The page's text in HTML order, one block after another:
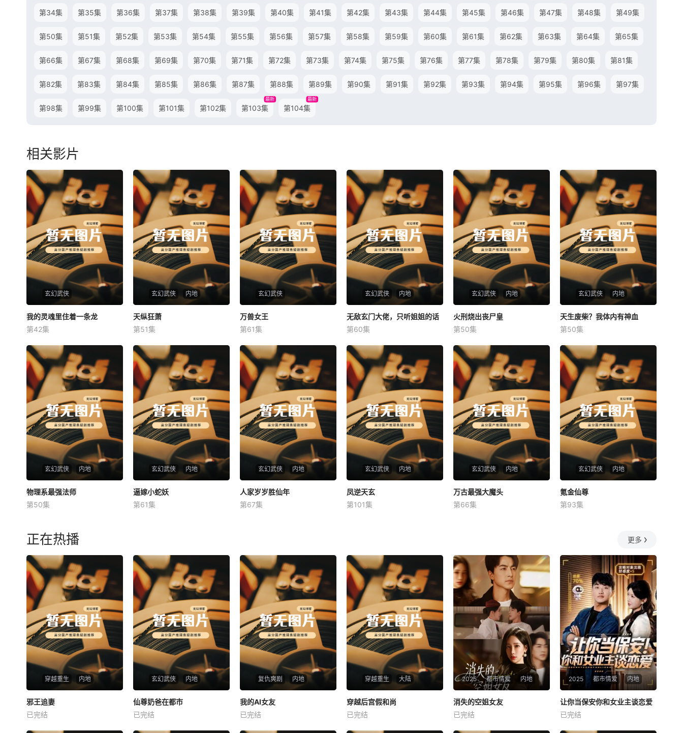
第34集 第35集 第36集 第37集 第38集 第39集 第40集 第41集 第42集 第43集 第44集 第45集 第46集 第47集 第48集 第49集
第50集 第51集 第52集 第53集 第54集 第55集 第56集 第57集 第58集 第59集 第60集 第61集 第62集 第63集 第64集 第65集
第66集 第67集 第68集 第69集 第70集 第71集 第72集 第73集 第74集 第75集 第76集 第77集 第78集 第79集 第80集 第81集
第82集 第83集 第84集 第85集 第86集 第87集 第88集 第89集 第90集 第91集 第92集 第93集 第94集 第95集 第96集 第97集
第98集 第99集 第100集 第101集 第102集 第103集
最新
第104集
最新
相关影片
玄幻武侠
我的灵魂里住着一条龙
未知
我的灵魂里住着一条龙
第42集
玄幻武侠 内地
天纵狂萧
未知
天纵狂萧
第51集
玄幻武侠
万兽女王
未知
万兽女王
第61集
玄幻武侠 内地
无敌玄门大佬，只听姐姐的话
未知
无敌玄门大佬，只听姐姐的话
第60集
玄幻武侠 内地
火刑烧出丧尸皇
未知
火刑烧出丧尸皇
第50集
玄幻武侠 内地
未知
天生废柴？我体内有神血
第50集
玄幻武侠 内地
物理系最强法师
未知
物理系最强法师
第50集
玄幻武侠 内地
逼嫁小蛇妖
未知
逼嫁小蛇妖
第61集
玄幻武侠 内地
人家岁岁胜仙年
未知
人家岁岁胜仙年
第67集
玄幻武侠 内地
凤逆天玄
未知
凤逆天玄
第101集
玄幻武侠 内地
万古最强大魔头
未知
万古最强大魔头
第66集
玄幻武侠 内地
氪金仙尊
未知
氪金仙尊
第93集
正在热播 更多
穿越重生 内地
邪王追妻
未知
邪王追妻
已完结
玄幻武侠 内地
仙尊奶爸在都市
未知
仙尊奶爸在都市
已完结
复仇爽剧 内地
我的AI女友
未知
我的AI女友
已完结
穿越重生 大陆
穿越后宫假和尚
未知
穿越后宫假和尚
已完结
2025 都市情爱 内地
消失的空姐女友
未知
消失的空姐女友
已完结
2025 都市情爱 内地
未知
让你当保安你和女业主谈恋爱
已完结